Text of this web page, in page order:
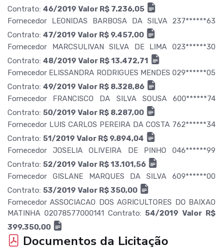
Contrato: 46/2019 Valor R$ 7.236,05
Fornecedor LEONIDAS BARBOSA DA SILVA 237******63
Contrato: 47/2019 Valor R$ 9.457,00
Fornecedor MARCSULIVAN SILVA DE LIMA 023******30
Contrato: 48/2019 Valor R$ 13.472,71
Fornecedor ELISSANDRA RODRIGUES MENDES 029******05
Contrato: 49/2019 Valor R$ 8.328,86
Fornecedor FRANCISCO DA SILVA SOUSA 600******74
Contrato: 50/2019 Valor R$ 8.287,00
Fornecedor LUIS CARLOS PEREIRA DA COSTA 762******34
Contrato: 51/2019 Valor R$ 9.894,04
Fornecedor JOSELIA OLIVEIRA DE PINHO 046******99
Contrato: 52/2019 Valor R$ 13.101,56
Fornecedor GISLANE MARQUES DA SILVA 609******00
Contrato: 53/2019 Valor R$ 350,00
Fornecedor ASSOCIACAO DOS AGRICULTORES DO BAIXAO
MATINHA 02078577000141 Contrato: 54/2019 Valor R$
399.350,00
Documentos da Licitação